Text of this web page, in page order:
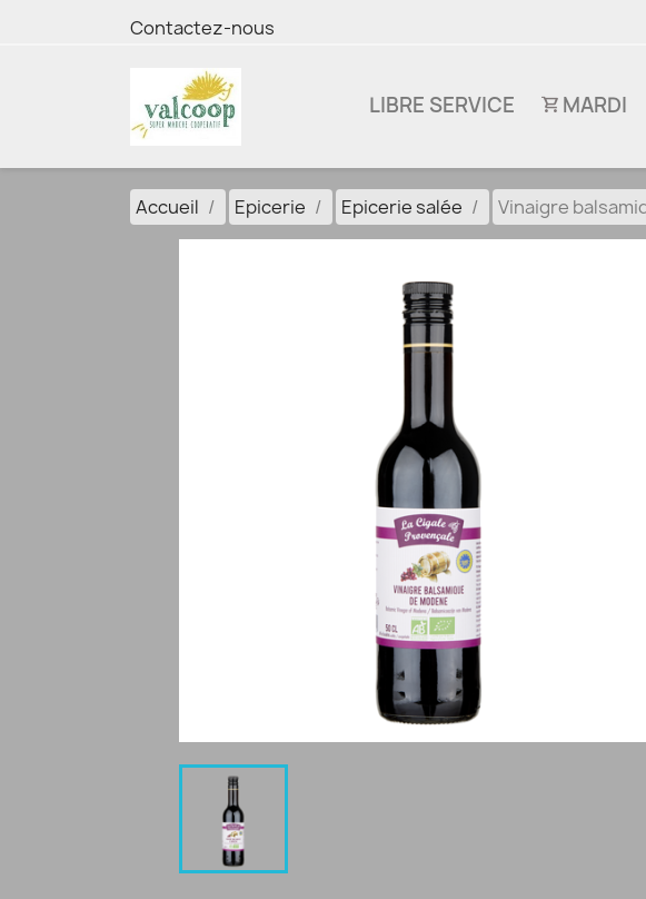
Contactez-nous
LIBRE SERVICE MARDI
Accueil Epicerie Epicerie salée Vinaigre